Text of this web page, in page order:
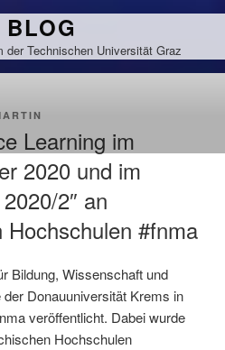
der Technischen Universität Graz
Learning im
2020 und im
2″ an
#fnma
Bildung, Wissenschaft und
Donauuniversität Krems in
veröffentlicht. Dabei wurde
Hochschulen